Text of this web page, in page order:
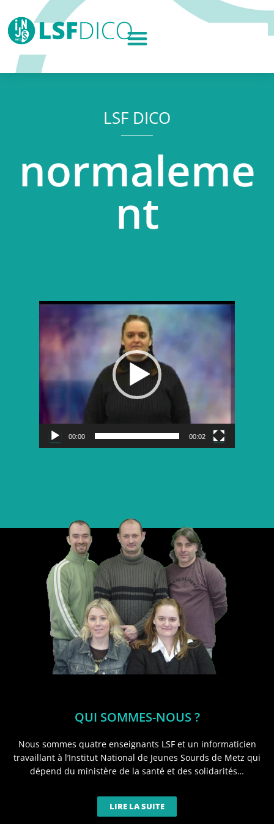
LSF DICO
normaleme
nt
Lecteur
vidéo
00:00 00:02
QUI SOMMES-NOUS ?
Nous sommes quatre enseignants LSF et un informaticien
travaillant à l’Institut National de Jeunes Sourds de Metz qui
dépend du ministère de la santé et des solidarités…
LIRE LA SUITE